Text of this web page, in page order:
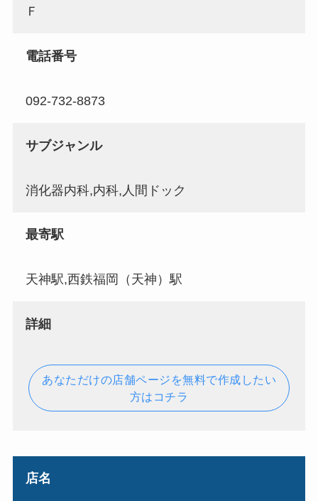
Ｆ
電話番号
092-732-8873
サブジャンル
消化器内科,内科,人間ドック
最寄駅
天神駅,西鉄福岡（天神）駅
詳細
あなただけの店舗ページを無料で作成したい
方はコチラ
店名